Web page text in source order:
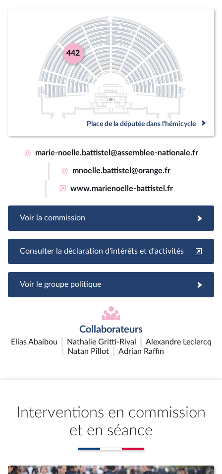
442
Place de la députée dans l'hémicycle
@ marie-noelle.battistel@assemblee-nationale.fr
@ mnoelle.battistel@orange.fr
www.marienoelle-battistel.fr
Voir la commission
Consulter la déclaration d'intérêts et d'activités
Voir le groupe politique
Collaborateurs
Elias Abaibou Nathalie Gritti-Rival
Alexandre Leclercq
Natan Pillot
Adrian Raffin
Interventions en commission
et en séance